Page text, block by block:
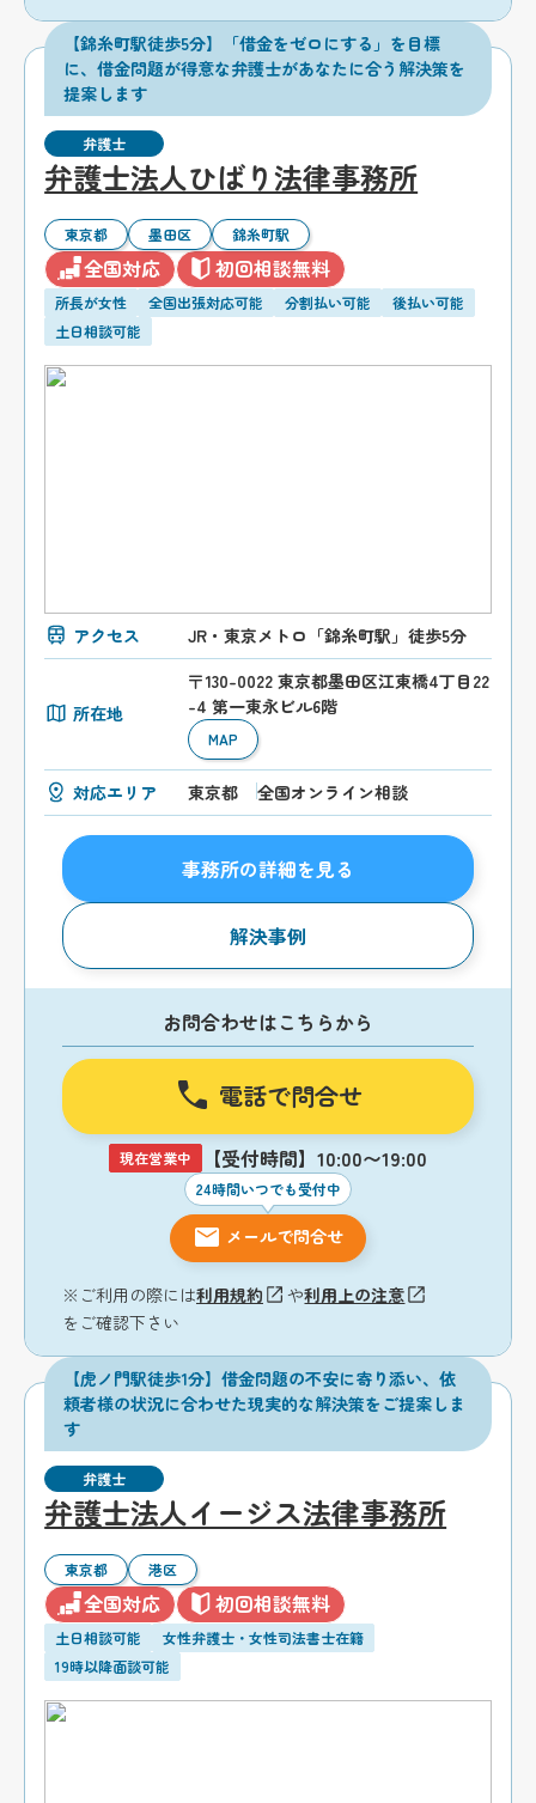
【錦糸町駅徒歩5分】「借金をゼロにする」を目標
に、借金問題が得意な弁護士があなたに合う解決策を
提案します
弁護士
弁護士法人ひばり法律事務所
東京都 墨田区 錦糸町駅
全国対応 初回相談無料
所長が女性 全国出張対応可能 分割払い可能
後払い可能
土日相談可能
アクセス JR・東京メトロ「錦糸町駅」徒歩5分
所在地
〒130-0022 東京都墨田区江東橋4丁目22
-4 第一東永ビル6階
MAP
対応エリア 東京都 全国オンライン相談
事務所の詳細を見る
解決事例
お問合わせはこちらから
電話で問合せ
現在営業中 【受付時間】10:00〜19:00
24時間いつでも受付中
メールで問合せ
※ご利用の際には利用規約 や利用上の注意
をご確認下さい
【虎ノ門駅徒歩1分】借金問題の不安に寄り添い、依
頼者様の状況に合わせた現実的な解決策をご提案しま
す
弁護士
弁護士法人イージス法律事務所
東京都 港区
全国対応 初回相談無料
土日相談可能
女性弁護士・女性司法書士在籍
19時以降面談可能